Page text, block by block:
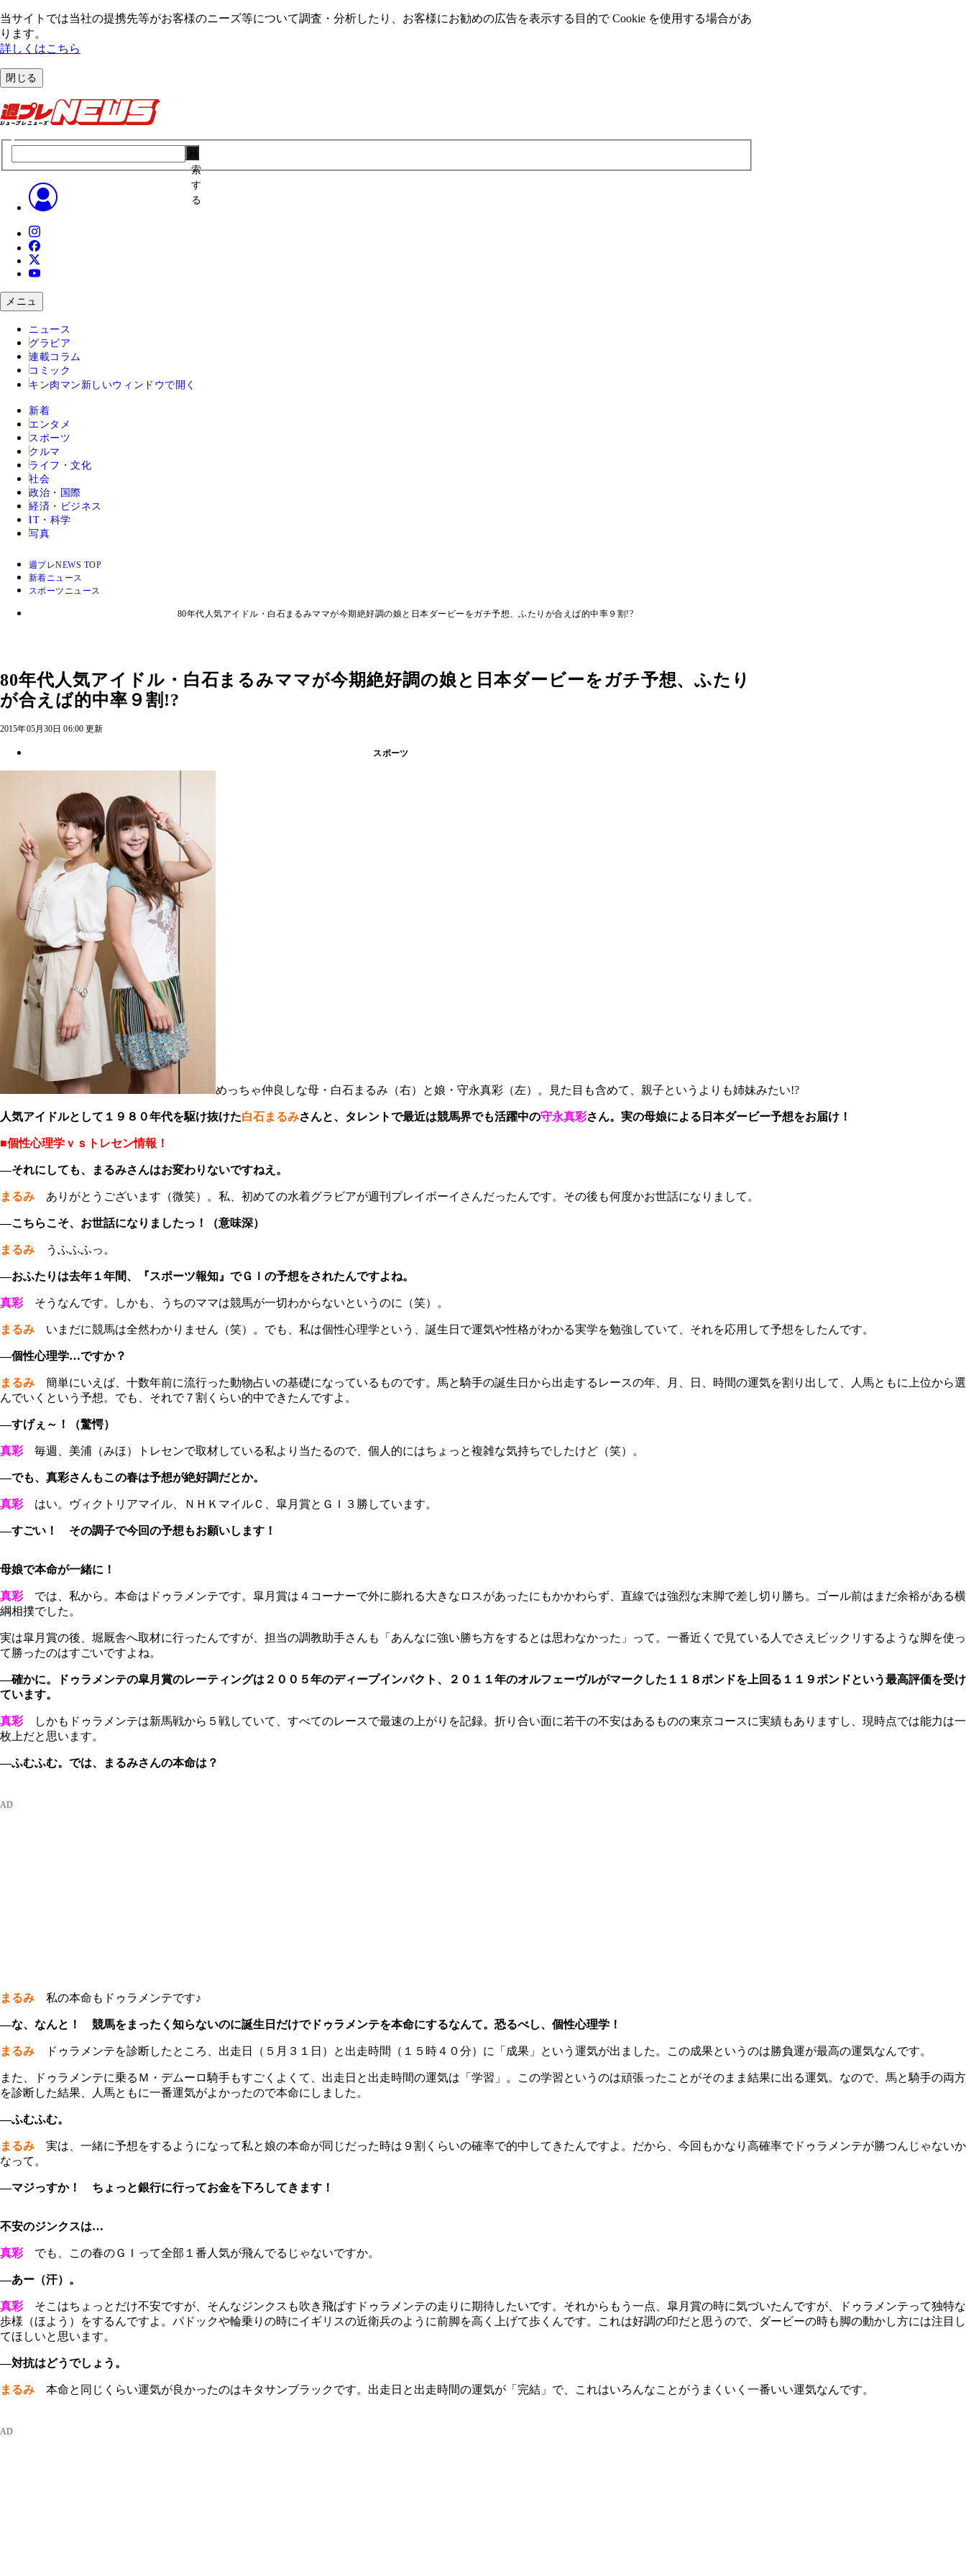
当サイトでは当社の提携先等がお客様のニーズ等について調査・分析したり、お客様にお勧めの広告を表⽰する⽬的で Cookie を使⽤する場合があ
ります。
詳しくはこちら
閉じる
索
す
る
メニュ
ニュース
グラビア
連載コラム
コミック
キン肉マン 新しいウィンドウで開く
新着
エンタメ
スポーツ
クルマ
ライフ・文化
社会
政治・国際
経済・ビジネス
IT・科学
写真
週プレNEWS TOP
新着ニュース
スポーツニュース
80年代人気アイドル・白石まるみママが今期絶好調の娘と日本ダービーをガチ予想、ふたりが合えば的中率９割!?
80年代人気アイドル・白石まるみママが今期絶好調の娘と日本ダービーをガチ予想、ふたり
が合えば的中率９割!?
2015年05月30日 06:00 更新
スポーツ
めっちゃ仲良しな母・白石まるみ（右）と娘・守永真彩（左）。見た目も含めて、親子というよりも姉妹みたい!?
人気アイドルとして１９８０年代を駆け抜けた白石まるみさんと、タレントで最近は競馬界でも活躍中の守永真彩さん。実の母娘による日本ダービー予想をお届け！
■個性心理学ｖｓトレセン情報！
―それにしても、まるみさんはお変わりないですねえ。
まるみ ありがとうございます（微笑）。私、初めての水着グラビアが週刊プレイボーイさんだったんです。その後も何度かお世話になりまして。
―こちらこそ、お世話になりましたっ！（意味深）
まるみ うふふふっ。
―おふたりは去年１年間、『スポーツ報知』でＧＩの予想をされたんですよね。
真彩そうなんです。しかも、うちのママは競馬が一切わからないというのに（笑）。
まるみ いまだに競馬は全然わかりません（笑）。でも、私は個性心理学という、誕生日で運気や性格がわかる実学を勉強していて、それを応用して予想をしたんです。
―個性心理学…ですか？
まるみ 簡単にいえば、十数年前に流行った動物占いの基礎になっているものです。馬と騎手の誕生日から出走するレースの年、月、日、時間の運気を割り出して、人馬ともに上位から選
んでいくという予想。でも、それで７割くらい的中できたんですよ。
―すげぇ～！（驚愕）
真彩毎週、美浦（みほ）トレセンで取材している私より当たるので、個人的にはちょっと複雑な気持ちでしたけど（笑）。
―でも、真彩さんもこの春は予想が絶好調だとか。
真彩はい。ヴィクトリアマイル、ＮＨＫマイルＣ、皐月賞とＧＩ３勝しています。
―すごい！ その調子で今回の予想もお願いします！
母娘で本命が一緒に！
真彩では、私から。本命はドゥラメンテです。皐月賞は４コーナーで外に膨れる大きなロスがあったにもかかわらず、直線では強烈な末脚で差し切り勝ち。ゴール前はまだ余裕がある横
綱相撲でした。
実は皐月賞の後、堀厩舎へ取材に行ったんですが、担当の調教助手さんも「あんなに強い勝ち方をするとは思わなかった」って。一番近くで見ている人でさえビックリするような脚を使っ
て勝ったのはすごいですよね。
―確かに。ドゥラメンテの皐月賞のレーティングは２００５年のディープインパクト、２０１１年のオルフェーヴルがマークした１１８ポンドを上回る１１９ポンドという最高評価を受け
ています。
真彩しかもドゥラメンテは新馬戦から５戦していて、すべてのレースで最速の上がりを記録。折り合い面に若干の不安はあるものの東京コースに実績もありますし、現時点では能力は一
枚上だと思います。
―ふむふむ。では、まるみさんの本命は？
まるみ 私の本命もドゥラメンテです♪
―な、なんと！ 競馬をまったく知らないのに誕生日だけでドゥラメンテを本命にするなんて。恐るべし、個性心理学！
まるみ ドゥラメンテを診断したところ、出走日（５月３１日）と出走時間（１５時４０分）に「成果」という運気が出ました。この成果というのは勝負運が最高の運気なんです。
また、ドゥラメンテに乗るＭ・デムーロ騎手もすごくよくて、出走日と出走時間の運気は「学習」。この学習というのは頑張ったことがそのまま結果に出る運気。なので、馬と騎手の両方
を診断した結果、人馬ともに一番運気がよかったので本命にしました。
―ふむふむ。
まるみ 実は、一緒に予想をするようになって私と娘の本命が同じだった時は９割くらいの確率で的中してきたんですよ。だから、今回もかなり高確率でドゥラメンテが勝つんじゃないか
なって。
―マジっすか！ ちょっと銀行に行ってお金を下ろしてきます！
不安のジンクスは…
真彩でも、この春のＧＩって全部１番人気が飛んでるじゃないですか。
―あー（汗）。
真彩そこはちょっとだけ不安ですが、そんなジンクスも吹き飛ばすドゥラメンテの走りに期待したいです。それからもう一点、皐月賞の時に気づいたんですが、ドゥラメンテって独特な
歩様（ほよう）をするんですよ。パドックや輪乗りの時にイギリスの近衛兵のように前脚を高く上げて歩くんです。これは好調の印だと思うので、ダービーの時も脚の動かし方には注目し
てほしいと思います。
―対抗はどうでしょう。
まるみ 本命と同じくらい運気が良かったのはキタサンブラックです。出走日と出走時間の運気が「完結」で、これはいろんなことがうまくいく一番いい運気なんです。